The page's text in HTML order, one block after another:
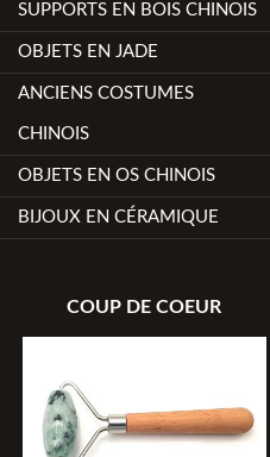
SUPPORTS EN BOIS CHINOIS
OBJETS EN JADE
ANCIENS COSTUMES
CHINOIS
OBJETS EN OS CHINOIS
BIJOUX EN CÉRAMIQUE
COUP DE COEUR